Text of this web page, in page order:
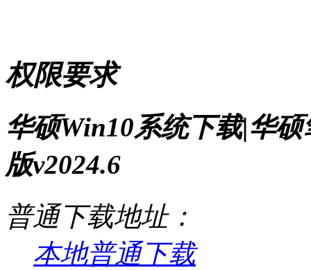
权限要求
华硕Win10系统下载|华
版v2024.6
普通下载地址：
本地普通下载